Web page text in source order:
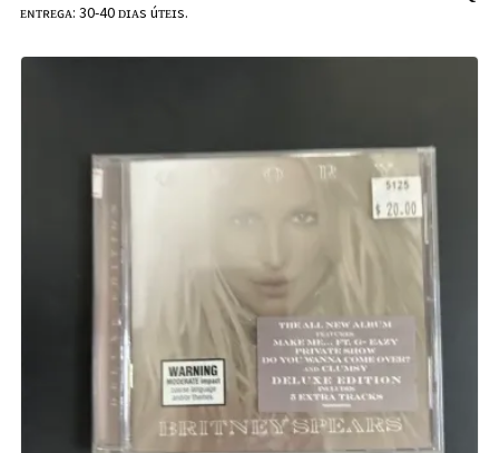
ᴇɴᴛʀᴇɢᴀ: 30-40 ᴅɪᴀs úᴛᴇɪs.